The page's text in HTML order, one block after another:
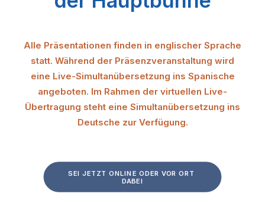
Alle Präsentationen finden in englischer Sprache
statt. Während der Präsenzveranstaltung wird
eine Live-Simultanübersetzung ins Spanische
angeboten. Im Rahmen der virtuellen Live-
Übertragung steht eine Simultanübersetzung ins
Deutsche zur Verfügung.
SEI JETZT ONLINE ODER VOR ORT
DABEI